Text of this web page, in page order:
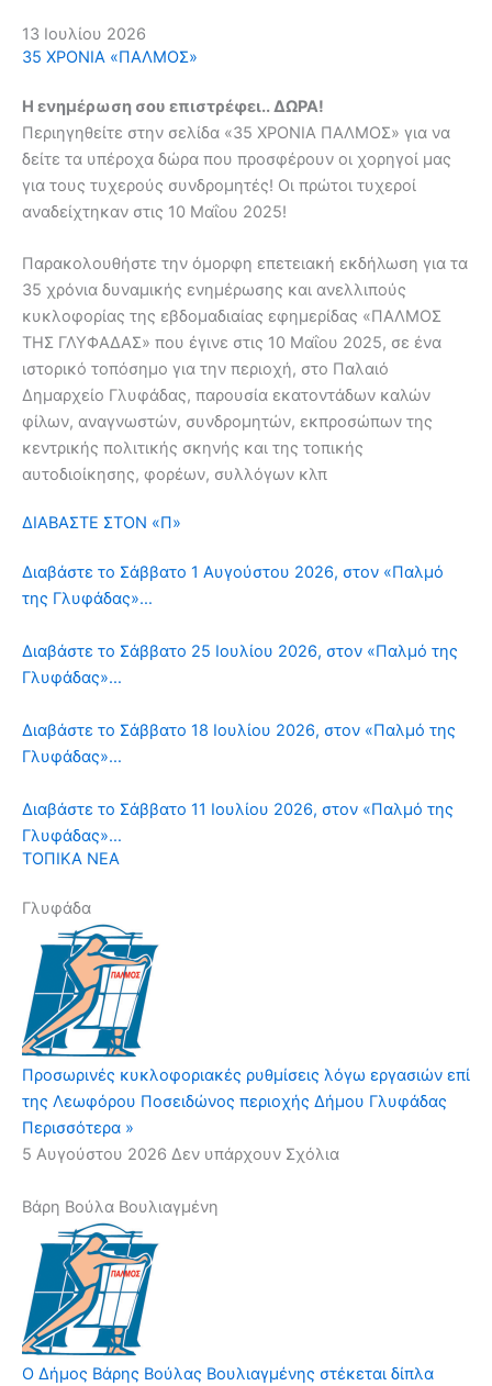
13 Ιουλίου 2026
35 ΧΡΟΝΙΑ «ΠΑΛΜΟΣ»
Η ενημέρωση σου επιστρέφει.. ΔΩΡΑ!
Περιηγηθείτε στην σελίδα «35 ΧΡΟΝΙΑ ΠΑΛΜΟΣ» για να
δείτε τα υπέροχα δώρα που προσφέρουν οι χορηγοί μας
για τους τυχερούς συνδρομητές! Οι πρώτοι τυχεροί
αναδείχτηκαν στις 10 Μαΐου 2025!
Παρακολουθήστε την όμορφη επετειακή εκδήλωση για τα
35 χρόνια δυναμικής ενημέρωσης και ανελλιπούς
κυκλοφορίας της εβδομαδιαίας εφημερίδας «ΠΑΛΜΟΣ
ΤΗΣ ΓΛΥΦΑΔΑΣ» που έγινε στις 10 Μαΐου 2025, σε ένα
ιστορικό τοπόσημο για την περιοχή, στο Παλαιό
Δημαρχείο Γλυφάδας, παρουσία εκατοντάδων καλών
φίλων, αναγνωστών, συνδρομητών, εκπροσώπων της
κεντρικής πολιτικής σκηνής και της τοπικής
αυτοδιοίκησης, φορέων, συλλόγων κλπ
ΔΙΑΒΑΣΤΕ ΣΤΟΝ «Π»
Διαβάστε το Σάββατο 1 Αυγούστου 2026, στον «Παλμό
της Γλυφάδας»…
Διαβάστε το Σάββατο 25 Ιουλίου 2026, στον «Παλμό της
Γλυφάδας»…
Διαβάστε το Σάββατο 18 Ιουλίου 2026, στον «Παλμό της
Γλυφάδας»…
Διαβάστε το Σάββατο 11 Ιουλίου 2026, στον «Παλμό της
Γλυφάδας»…
ΤΟΠΙΚΑ ΝΕΑ
Γλυφάδα
Προσωρινές κυκλοφοριακές ρυθμίσεις λόγω εργασιών επί
της Λεωφόρου Ποσειδώνος περιοχής Δήμου Γλυφάδας
Περισσότερα »
5 Αυγούστου 2026 Δεν υπάρχουν Σχόλια
Βάρη Βούλα Βουλιαγμένη
Ο Δήμος Βάρης Βούλας Βουλιαγμένης στέκεται δίπλα